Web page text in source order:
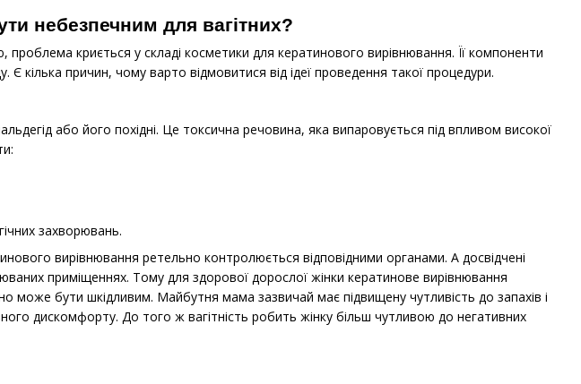
небезпечним для вагітних?
криється у складі косметики для кератинового вирівнювання. Її компоненти
кілька причин, чому варто відмовитися від ідеї проведення такої процедури.
або його похідні. Це токсична речовина, яка випаровується під впливом високої
захворювань.
вирівнювання ретельно контролюється відповідними органами. А досвідчені
приміщеннях. Тому для здорової дорослої жінки кератинове вирівнювання
може бути шкідливим. Майбутня мама зазвичай має підвищену чутливість до запахів і
дискомфорту. До того ж вагітність робить жінку більш чутливою до негативних